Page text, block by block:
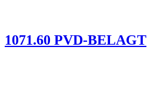
1071.60 PVD-BELAGT